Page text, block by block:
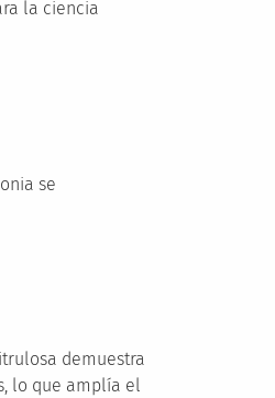
la ciencia
se
demuestra
lo que amplía el